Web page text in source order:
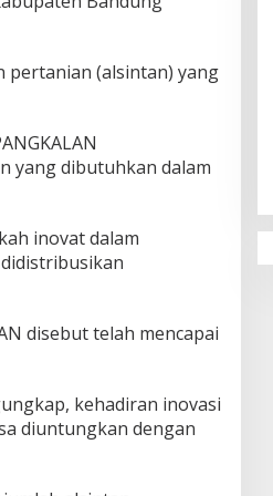
pertanian (alsintan) yang
yang dibutuhkan dalam
inovat⁭ dalam
disebut telah mencapai
kehadiran inovasi
diuntungkan dengan
Sekolah Nur Al Rahman
di Malaysia Tertarik